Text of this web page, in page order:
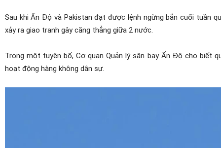
Sau khi Ấn Độ và Pakistan đạt được lệnh ngừng bắn cuối tuần
xảy ra giao tranh gây căng thẳng giữa 2 nước.
Trong một tuyên bố, Cơ quan Quản lý sân bay Ấn Độ cho biết
hoạt động hàng không dân sự.